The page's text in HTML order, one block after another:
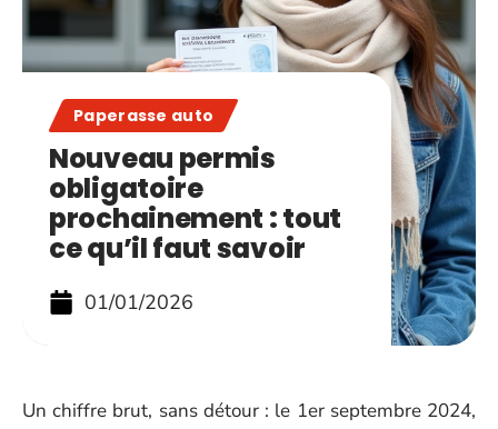
Paperasse auto
Nouveau permis
obligatoire
prochainement : tout
ce qu’il faut savoir
01/01/2026
Un chiffre brut, sans détour : le 1er septembre 2024,